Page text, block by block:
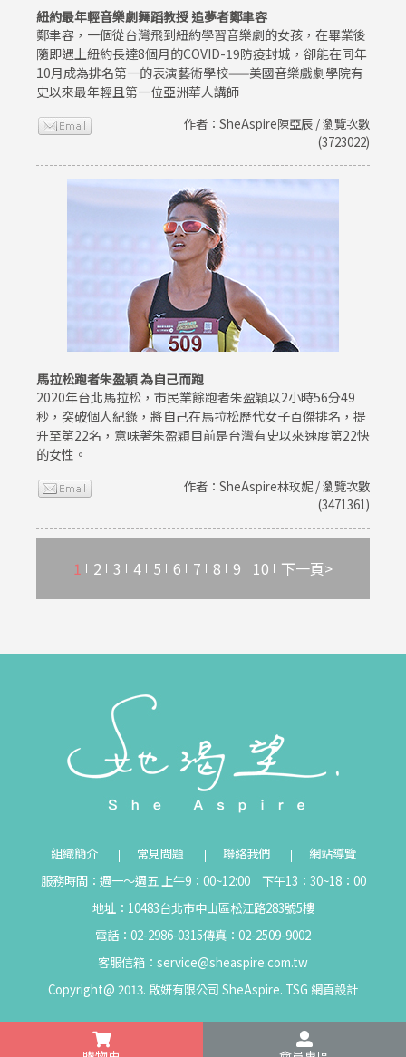
紐約最年輕音樂劇舞蹈教授 追夢者鄭聿容
鄭聿容，一個從台灣飛到紐約學習音樂劇的女孩，在畢業後
隨即遇上紐約長達8個月的COVID-19防疫封城，卻能在同年
10月成為排名第一的表演藝術學校——美國音樂戲劇學院有
史以來最年輕且第一位亞洲華人講師
作者：SheAspire陳亞辰 / 瀏覽次數
(3723022)
馬拉松跑者朱盈穎 為自己而跑
2020年台北馬拉松，市民業餘跑者朱盈穎以2小時56分49
秒，突破個人紀錄，將自己在馬拉松歷代女子百傑排名，提
升至第22名，意味著朱盈穎目前是台灣有史以來速度第22快
的女性。
作者：SheAspire林玫妮 / 瀏覽次數
(3471361)
1 2 3 4 5 6 7 8 9 10 下一頁>
組織簡介 常見問題 聯絡我們
網站導覽
服務時間：週一～週五 上午9：00~12:00 下午13：30~18：00
地址：10483台北市中山區松江路283號5樓
電話：02-2986-0315傳真：02-2509-9002
客服信箱： service@sheaspire.com.tw
Copyright@ 2013. 啟妍有限公司 SheAspire. TSG 網頁設計